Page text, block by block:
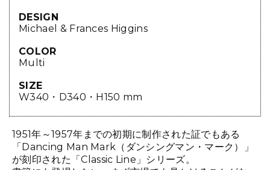
DESIGN
Michael & Frances Higgins
COLOR
Multi
SIZE
W340・D340・H150 mm
1951年～1957年までの初期に制作された証でもある
「Dancing Man Mark（ダンシングマン・マーク）」
が刻印された「Classic Line」シリーズ。